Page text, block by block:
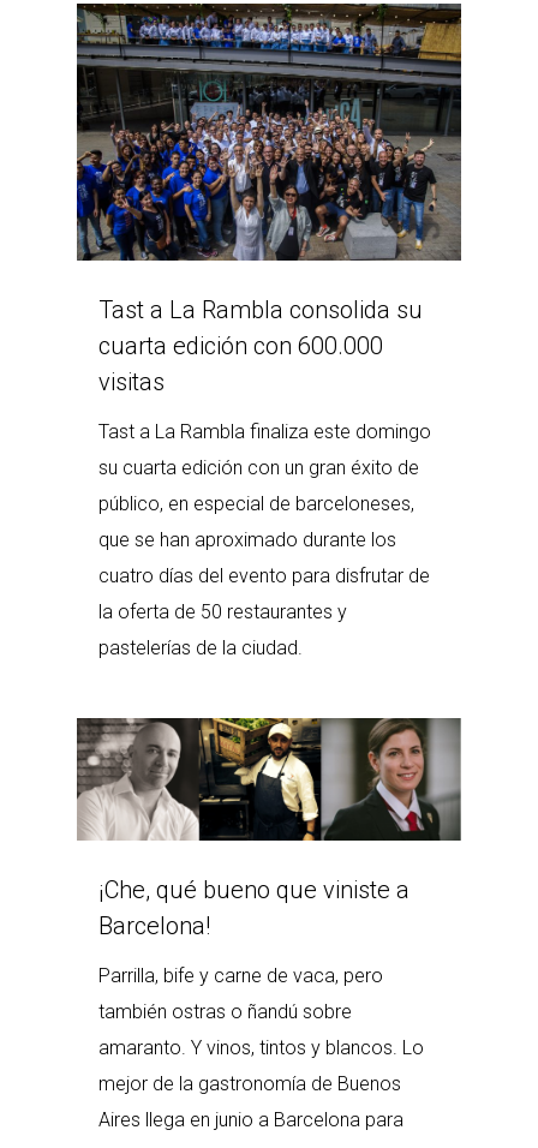
Tast a La Rambla consolida su
cuarta edición con 600.000
visitas
Tast a La Rambla finaliza este domingo
su cuarta edición con un gran éxito de
público, en especial de barceloneses,
que se han aproximado durante los
cuatro días del evento para disfrutar de
la oferta de 50 restaurantes y
pastelerías de la ciudad.
¡Che, qué bueno que viniste a
Barcelona!
Parrilla, bife y carne de vaca, pero
también ostras o ñandú sobre
amaranto. Y vinos, tintos y blancos. Lo
mejor de la gastronomía de Buenos
Aires llega en junio a Barcelona para